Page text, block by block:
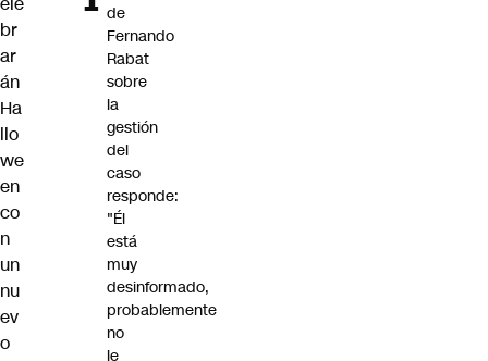
br
ar
án
Ha
llo
we
en
co
n
un
nu
ev
o
de
Fernando
Rabat
sobre
la
gestión
del
caso
responde:
"Él
está
muy
desinformado,
probablemente
no
le